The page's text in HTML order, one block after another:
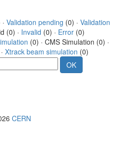
Validation pending (0) · Validation
(0) · Invalid (0) · Error (0)
(0) · CMS Simulation (0) ·
Xtrack beam simulation (0)
CERN